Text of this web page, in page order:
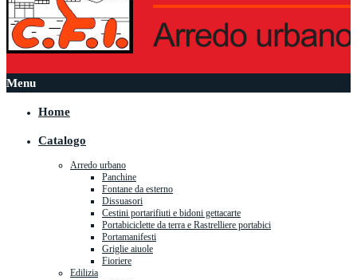
Menu
Home
Catalogo
Arredo urbano
Panchine
Fontane da esterno
Dissuasori
Cestini portarifiuti e bidoni gettacarte
Portabiciclette da terra e Rastrelliere portabici
Portamanifesti
Griglie aiuole
Fioriere
Edilizia